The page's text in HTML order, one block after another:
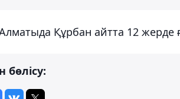
Құрбан айтта 12 жерде